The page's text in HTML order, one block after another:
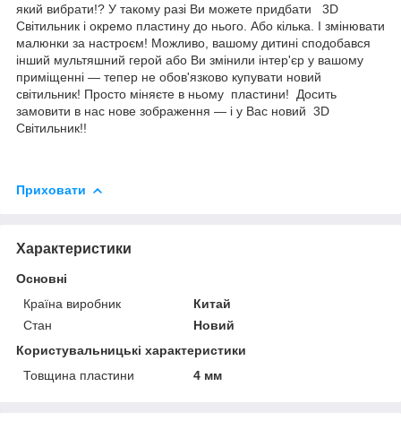
який вибрати!? У такому разі Ви можете придбати 3D
Світильник і окремо пластину до нього. Або кілька. І змінювати
малюнки за настроєм! Можливо, вашому дитині сподобався
інший мультяшний герой або Ви змінили інтер'єр у вашому
приміщенні — тепер не обов'язково купувати новий
світильник! Просто міняєте в ньому пластини! Досить
замовити в нас нове зображення — і у Вас новий 3D
Світильник!!
Приховати
Характеристики
Основні
Країна виробник
Китай
Стан
Новий
Користувальницькі характеристики
Товщина пластини
4 мм